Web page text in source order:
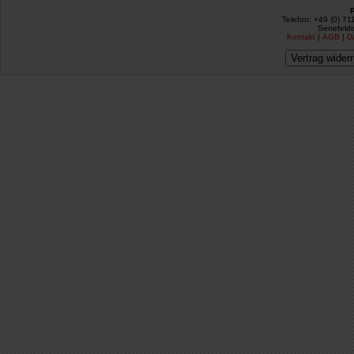
Telefon: +49 (0)
Kontakt | AGB |
Vertrag